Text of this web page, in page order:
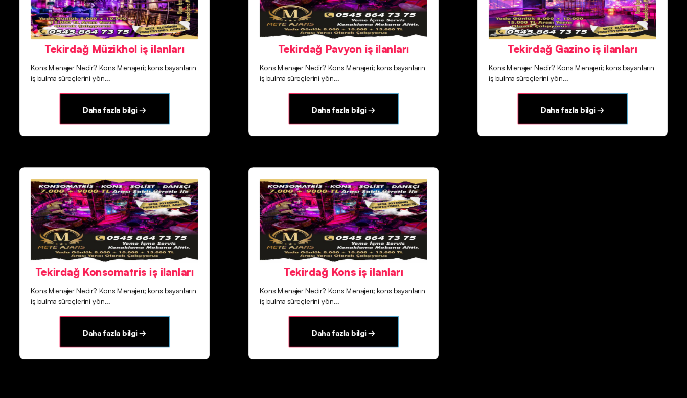
Tekirdağ Müzikhol iş ilanları
Kons Menajer Nedir? Kons Menajeri; kons bayanların
iş bulma süreçlerini yön...
Daha fazla bilgi →
Tekirdağ Pavyon iş ilanları
Kons Menajer Nedir? Kons Menajeri; kons bayanların
iş bulma süreçlerini yön...
Daha fazla bilgi →
Tekirdağ Gazino iş ilanları
Kons Menajer Nedir? Kons Menajeri; kons bayanların
iş bulma süreçlerini yön...
Daha fazla bilgi →
Tekirdağ Konsomatris iş ilanları
Kons Menajer Nedir? Kons Menajeri; kons bayanların
iş bulma süreçlerini yön...
Daha fazla bilgi →
Tekirdağ Kons iş ilanları
Kons Menajer Nedir? Kons Menajeri; kons bayanların
iş bulma süreçlerini yön...
Daha fazla bilgi →